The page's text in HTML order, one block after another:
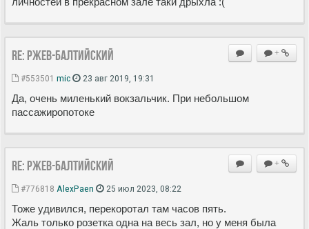
+
Re: Ржев-Балтийский
#553501 mic 23 авг 2019, 19:31
Да, очень миленький вокзальчик. При небольшом
пассажиропотоке
+
Re: Ржев-Балтийский
#776818 AlexPaen 25 июл 2023, 08:22
Тоже удивился, перекоротал там часов пять.
Жаль только розетка одна на весь зал, но у меня была